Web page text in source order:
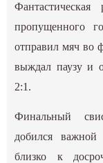
пропущенного
отправил мяч во
выждал паузу и
2:1.
Финальный
добился
близко к